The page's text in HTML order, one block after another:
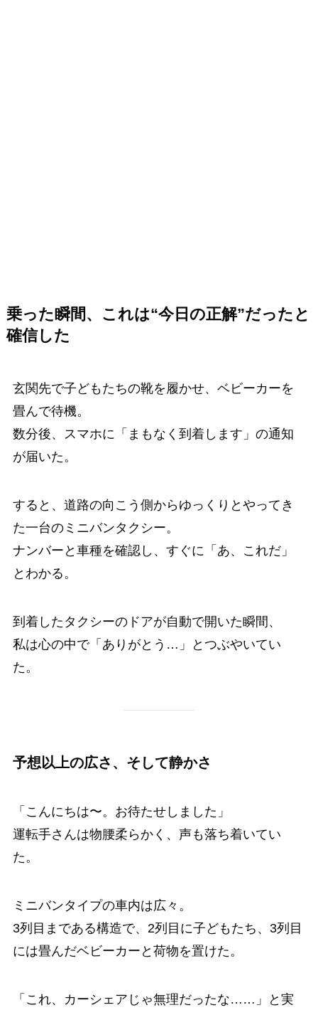
乗った瞬間、これは“今日の正解”だったと
確信した
玄関先で子どもたちの靴を履かせ、ベビーカーを
畳んで待機。
数分後、スマホに「まもなく到着します」の通知
が届いた。
すると、道路の向こう側からゆっくりとやってき
た一台のミニバンタクシー。
ナンバーと車種を確認し、すぐに「あ、これだ」
とわかる。
到着したタクシーのドアが自動で開いた瞬間、
私は心の中で「ありがとう…」とつぶやいてい
た。
予想以上の広さ、そして静かさ
「こんにちは〜。お待たせしました」
運転手さんは物腰柔らかく、声も落ち着いてい
た。
ミニバンタイプの車内は広々。
3列目まである構造で、2列目に子どもたち、3列目
には畳んだベビーカーと荷物を置けた。
「これ、カーシェアじゃ無理だったな……」と実